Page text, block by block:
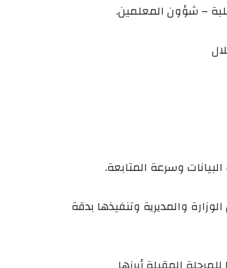
– شؤون المعلمين.
وسرعة المتابعة.
والمديرية وتنفيذها بدقة